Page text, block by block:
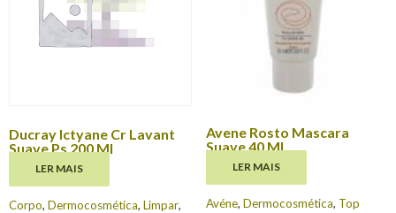
Ducray Ictyane Cr Lavant
Suave Ps 200 Ml
9.65LER MAIS
Corpo, Dermocosmética, Limpar,
Avene Rosto Mascara
Suave 40 Ml
16.44LER MAIS
Avéne, Dermocosmética, Top